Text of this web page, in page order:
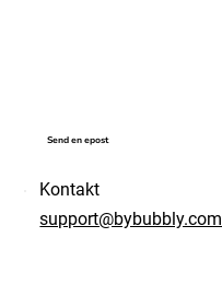
support@bybubbly.com
Kontakt
Send en epost